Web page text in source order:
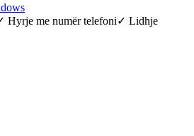
Hyrje me numër telefoni✓ Lidhje